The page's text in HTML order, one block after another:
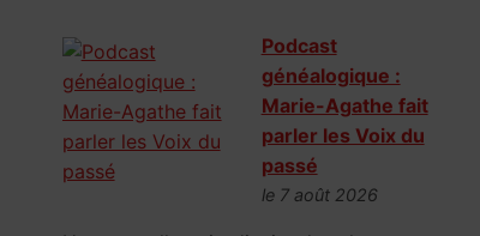
Podcast
généalogique :
Marie-Agathe fait
parler les Voix du
passé
le 7 août 2026